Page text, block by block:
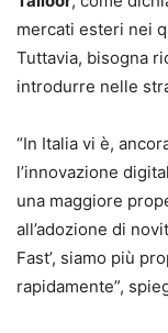
mercati esteri nei
Tuttavia, bisogna
introdurre nelle
“In Italia vi è,
l’innovazione
una maggiore
all’adozione di
Fast’, siamo più
rapidamente”,